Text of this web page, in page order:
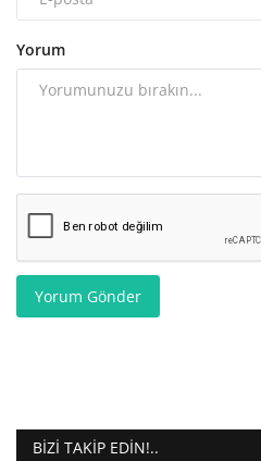
Yorum
Yorum Gönder
BIZI TAKIP EDIN!..